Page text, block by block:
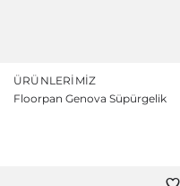
ÜRÜNLERIMIZ
Floorpan Genova Süpürgelik